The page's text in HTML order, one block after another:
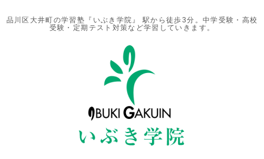
品川区大井町の学習塾『いぶき学院』 駅から徒歩3分。中学受験・高校
受験・定期テスト対策など学習していきます。